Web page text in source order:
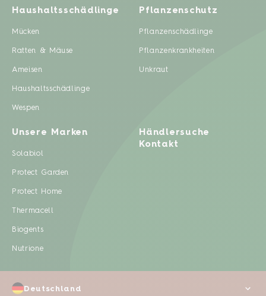
Haushaltsschädlinge
Mücken
Ratten & Mäuse
Ameisen
Haushaltsschädlinge
Wespen
Pflanzenschutz
Pflanzenschädlinge
Pflanzenkrankheiten
Unkraut
Unsere Marken
Solabiol
Protect Garden
Protect Home
Thermacell
Biogents
Nutrione
Händlersuche
Kontakt
Deutschland